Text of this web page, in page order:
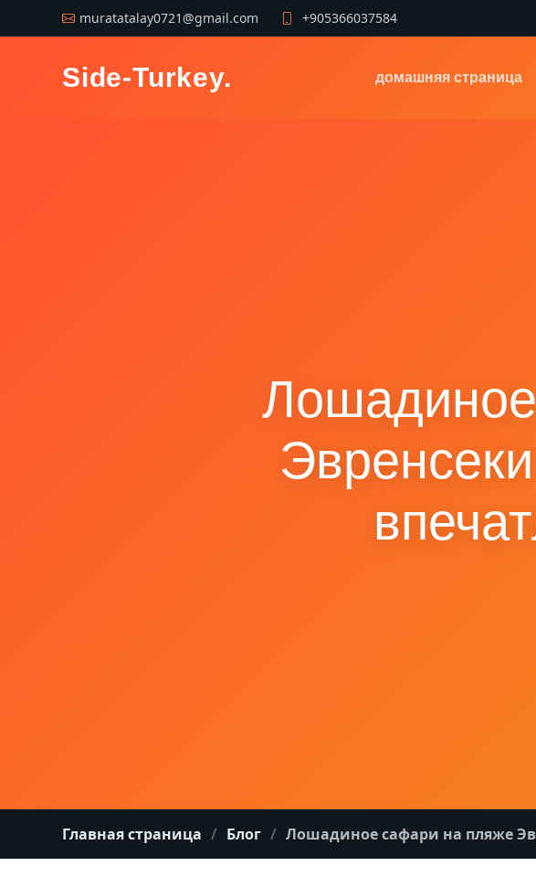
muratatalay0721@gmail.com +905366037584
Side-Turkey. домашняя страница
Главная страница Блог Лошадиное сафари на пляже